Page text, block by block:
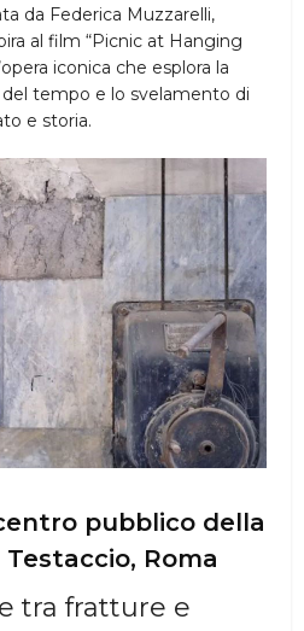
da Federica Muzzarelli,
al film “Picnic at Hanging
iconica che esplora la
tempo e lo svelamento di
e storia.
pubblico della
Roma
tra fratture e